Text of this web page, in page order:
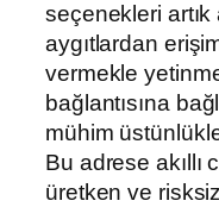
seçenekleri
aygıtlardan
vermekle
bağlantısına
mühim
Bu adrese akıllı
üretken ve